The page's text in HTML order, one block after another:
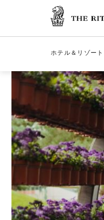
ホテル＆リゾート